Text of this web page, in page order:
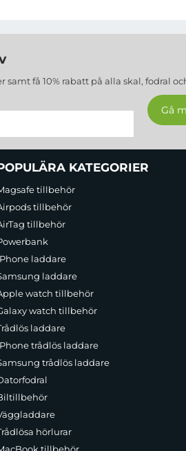
få 10% rabatt på alla skal, fodral
KATEGORIER
tillbehör
tillbehör
tillbehör
laddare
laddare
watch tillbehör
watch tillbehör
laddare
trådlös laddare
trådlös laddare
hörlurar